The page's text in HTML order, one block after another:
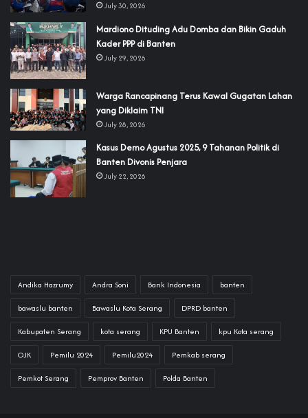
July 30, 2026
‎Mardiono Dituding Adu Domba dan Bikin Gaduh
Kader PPP di Banten
July 29, 2026
‎Warga Rancapinang Terus Kawal Gugatan Lahan
yang Diklaim TNI‎‎
July 28, 2026
‎Kasus Demo Agustus 2025, 9 Tahanan Politik di
Banten Divonis Penjara
July 22, 2026
Andika Hazrumy Andra Soni Bank Indonesia banten
bawaslu banten Bawaslu Kota Serang DPRD banten
Kabupaten Serang kota serang KPU Banten kpu Kota serang
OJK Pemilu 2024 Pemilu2024 Pemkab serang
Pemkot Serang Pemprov Banten Polda Banten